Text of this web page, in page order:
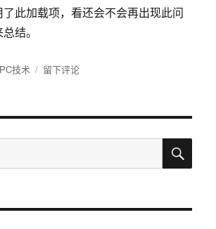
此加载项，看还会不会再出现此问
结。
分
PC技术
于
溃
决
例
留下评论
搜